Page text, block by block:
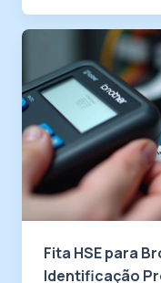
Fita HSE para
Identificação